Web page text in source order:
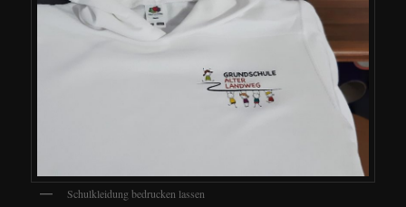
Schulkleidung bedrucken lassen